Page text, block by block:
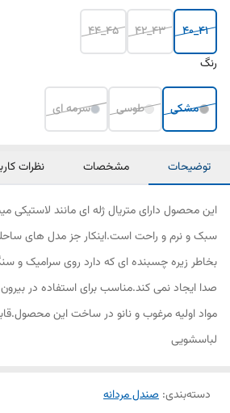
41_40
43_42
45_44
رنگ
مشکی طوسی سرمه ای
توضیحات مشخصات نظرات
این محصول دارای متریال ژله ای مانند لاستیکی
بخاطر زیره چسبنده ای که دارد روی سرامیک و
صدا ایجاد نمی کند.مناسب برای استفاده در
مواد اولیه مرغوب و نانو در ساخت این
لباسشویی
دسته‌بندی: صندل مردانه